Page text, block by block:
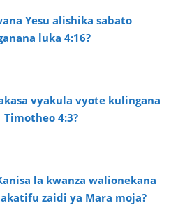
Yesu alishika sabato
luka 4:16?
vyakula vyote kulingana
Timotheo 4:3?
la kwanza walionekana
zaidi ya Mara moja?